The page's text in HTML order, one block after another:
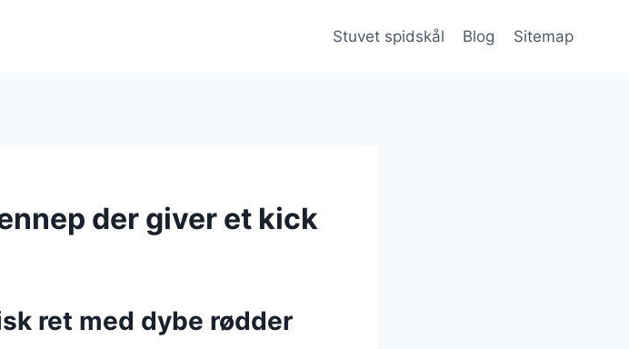
Stuvet spidskål Blog Sitemap
der giver et kick
ret med dybe rødder